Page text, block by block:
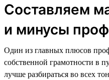
Составляем
и минусы
Один из главных плюсов
собственной грамотности в
лучше разбираться во всех